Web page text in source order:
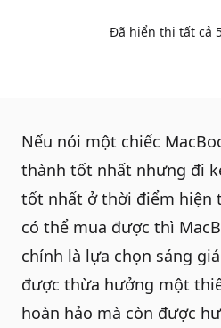
Đã hiển thị tất cả
Nếu nói một chiếc
thành tốt nhất nhưng đi
tốt nhất ở thời điểm hiện
có thể mua được thì
chính là lựa chọn sáng
được thừa hưởng một
hoàn hảo mà còn được